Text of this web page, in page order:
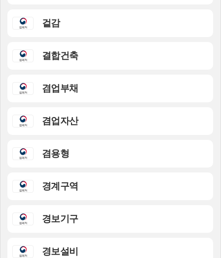
겉감
결합건축
겸업부채
겸업자산
겸용형
경계구역
경보기구
경보설비